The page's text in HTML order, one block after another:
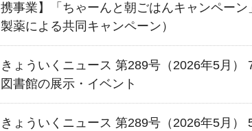
携事業】「ちゃーんと朝ごはんキャンペー
製薬による共同キャンペーン）
きょういくニュース 第289号（2026年5月）
図書館の展示・イベント
きょういくニュース 第289号（2026年5月）